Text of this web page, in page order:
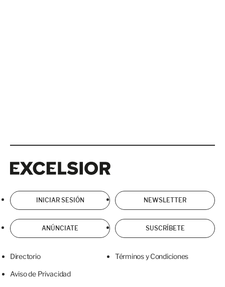
INICIAR SESIÓN NEWSLETTER
ANÚNCIATE SUSCRÍBETE
Directorio Términos y Condiciones
Aviso de Privacidad